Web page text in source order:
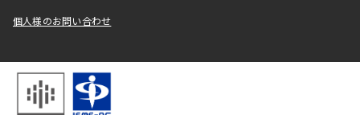
個人様のお問い合わせ